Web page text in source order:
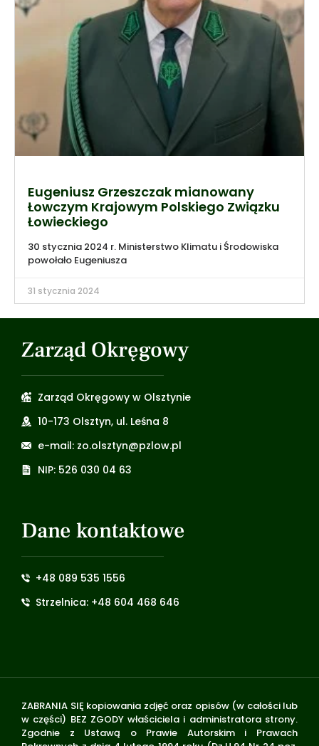
Eugeniusz Grzeszczak mianowany
Łowczym Krajowym Polskiego Związku
Łowieckiego
30 stycznia 2024 r. Ministerstwo Klimatu i Środowiska
powołało Eugeniusza
31 stycznia 2024
Zarząd Okręgowy
Zarząd Okręgowy w Olsztynie
10-173 Olsztyn, ul. Leśna 8
e-mail: zo.olsztyn@pzlow.pl
NIP: 526 030 04 63
Dane kontaktowe
+48 089 535 1556
Strzelnica: +48 604 468 646
ZABRANIA SIĘ kopiowania zdjęć oraz opisów (w całości lub
w części) BEZ ZGODY właściciela i administratora strony.
Zgodnie z Ustawą o Prawie Autorskim i Prawach